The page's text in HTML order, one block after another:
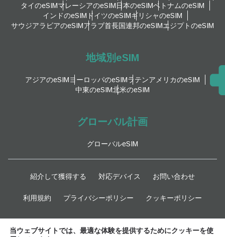
タイのeSIMマレーシアのeSIM日本のeSIMベトナムのeSIM
インドのeSIM ドイツのeSIMギリシャのeSIM
サウジアラビアのeSIMアラブ首長国連邦のeSIMエジプトのeSIM
地域別eSIM
アジアのeSIMヨーロッパのeSIMラテンアメリカのeSIM
中東のeSIM北米のeSIM
グローバル計画
グローバルeSIM
紹介して獲得する 対応デバイス お問い合わせ
利用規約 プライバシーポリシー クッキーポリシー
当ウェブサイトでは、最適な体験を提供するためにクッキーを使